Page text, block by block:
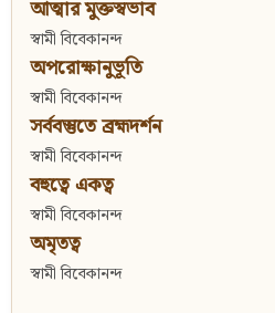
আত্মার মুক্তস্বভাব
স্বামী বিবেকানন্দ
অপরোক্ষানুভূতি
স্বামী বিবেকানন্দ
সর্ববস্তুতে ব্রহ্মদর্শন
স্বামী বিবেকানন্দ
বহুত্বে একত্ব
স্বামী বিবেকানন্দ
অমৃতত্ব
স্বামী বিবেকানন্দ